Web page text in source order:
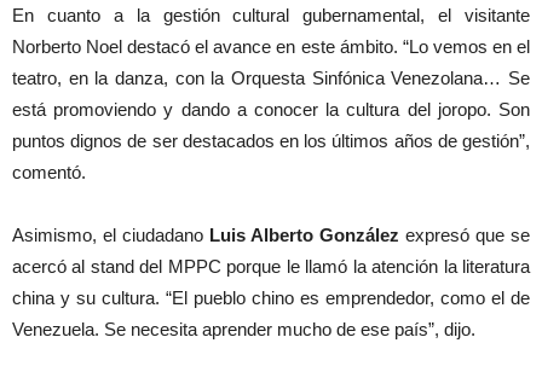
En cuanto a la gestión cultural gubernamental, el visitante
Norberto Noel destacó el avance en este ámbito. “Lo vemos en el
teatro, en la danza, con la Orquesta Sinfónica Venezolana… Se
está promoviendo y dando a conocer la cultura del joropo. Son
puntos dignos de ser destacados en los últimos años de gestión”,
comentó.
Asimismo, el ciudadano Luis Alberto González expresó que se
acercó al stand del MPPC porque le llamó la atención la literatura
china y su cultura. “El pueblo chino es emprendedor, como el de
Venezuela. Se necesita aprender mucho de ese país”, dijo.